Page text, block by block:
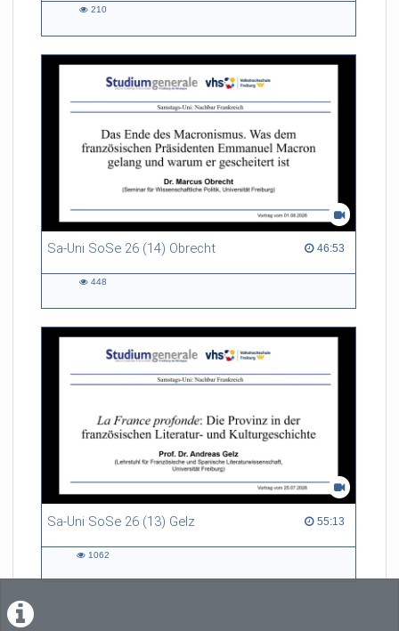
210
Sa-Uni SoSe 26 (14) Obrecht 46:53
46:53 duration
448
Sa-Uni SoSe 26 (13) Gelz 55:13
55:13 duration
1062